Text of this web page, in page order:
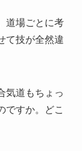
道場ごとに考
て技が全然違
気道もちょっ
ですか。どこ